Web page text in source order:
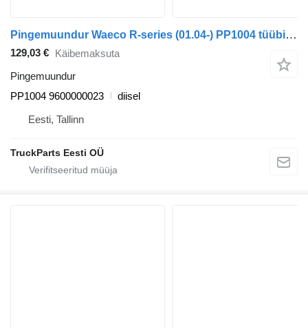
Pingemuundur Waeco R-series (01.04-) PP1004 tüübi jaoks sadulveoki Scania P,G,R,T-series (2004-2017)
129,03 € Käibemaksuta
Pingemuundur
PP1004 9600000023
diisel
Eesti, Tallinn
TruckParts Eesti OÜ